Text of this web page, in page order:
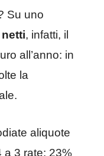
Su uno
, infatti, il
all’anno: in
la
aliquote
a 3 rate: 23%